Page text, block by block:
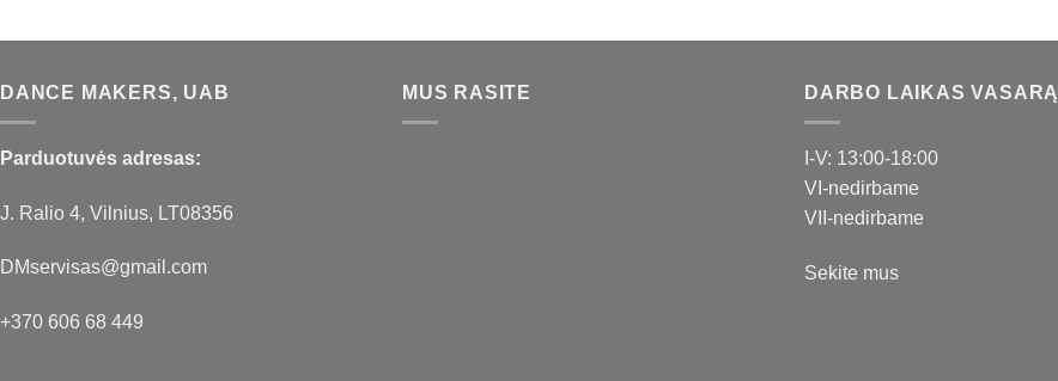
DANCE MAKERS, UAB
Parduotuvės adresas:
J. Ralio 4, Vilnius, LT08356
DMservisas@gmail.com
+370 606 68 449
MUS RASITE DARBO LAIKAS VASARĄ
I-V: 13:00-18:00
VI-nedirbame
VII-nedirbame
Sekite mus